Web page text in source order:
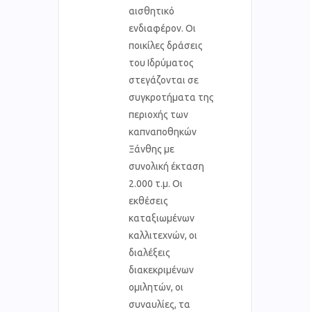
αισθητικό
ενδιαφέρον. Οι
ποικίλες δράσεις
του Ιδρύματος
στεγάζονται σε
συγκροτήματα της
περιοχής των
καπναποθηκών
Ξάνθης με
συνολική έκταση
2.000 τ.μ. Οι
εκθέσεις
καταξιωμένων
καλλιτεχνών, οι
διαλέξεις
διακεκριμένων
ομιλητών, οι
συναυλίες, τα